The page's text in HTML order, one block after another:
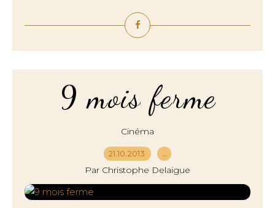
9 mois ferme
Cinéma
21.10.2013 …
Par Christophe Delaigue